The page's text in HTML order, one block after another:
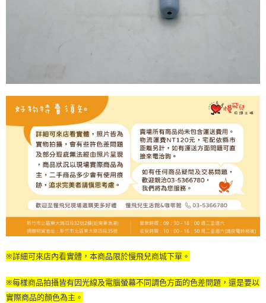
※詳細可來店內看實體，本商品限於慢飛兒商城下單。
※每樣商品拍攝皆有因光線及電腦螢幕不同調色方面的色差問題，還是要以
實際商品的顏色為主。